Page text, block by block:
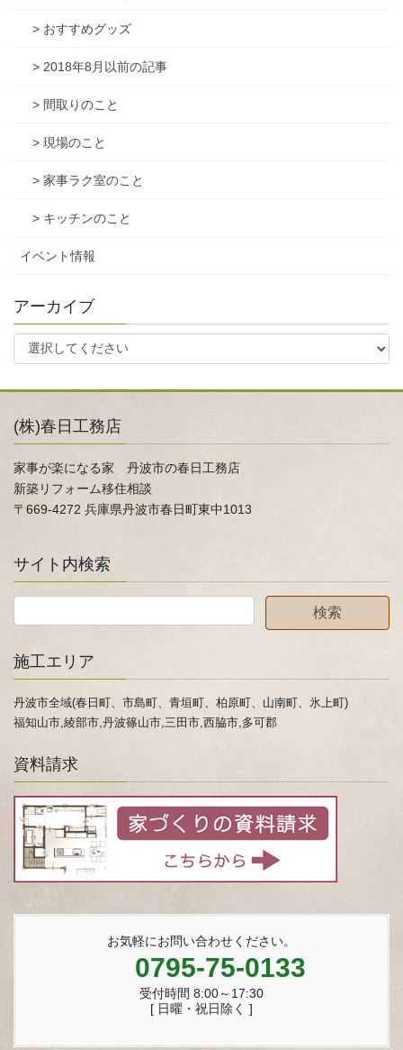
> おすすめグッズ
> 2018年8月以前の記事
> 間取りのこと
> 現場のこと
> 家事ラク室のこと
> キッチンのこと
イベント情報
アーカイブ
(株)春日工務店
家事が楽になる家 丹波市の春日工務店
新築リフォーム移住相談
〒669-4272 兵庫県丹波市春日町東中1013
サイト内検索
施工エリア
丹波市全域(春日町、市島町、青垣町、柏原町、山南町、氷上町)
福知山市,綾部市,丹波篠山市,三田市,西脇市,多可郡
資料請求
お気軽にお問い合わせください。
0795-75-0133
受付時間 8:00～17:30
[ 日曜・祝日除く ]